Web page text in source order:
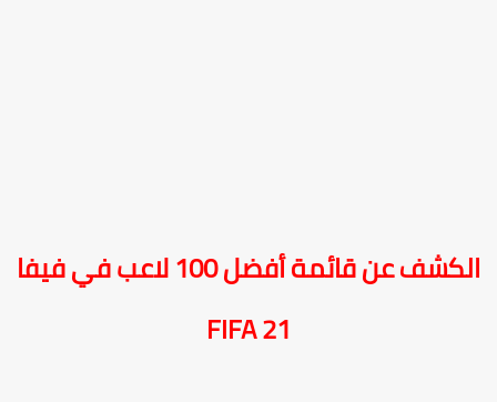
الكشف عن قائمة أفضل 100 لاعب في فيفا
21 FIFA